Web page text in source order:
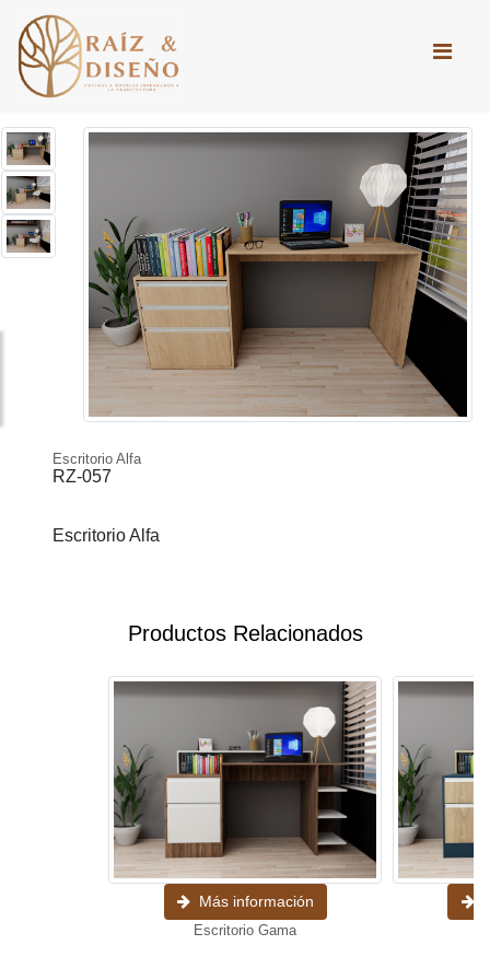
Escritorio Alfa
RZ-057
Escritorio Alfa
Productos Relacionados
Más información
Escritorio Gama